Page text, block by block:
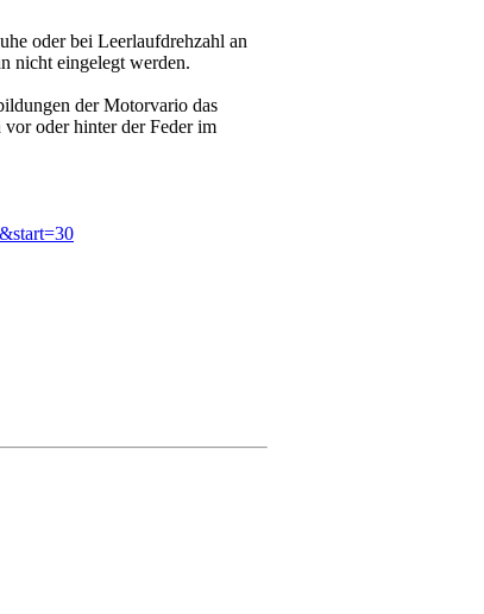
oder bei Leerlaufdrehzahl an
nicht eingelegt werden.
der Motorvario das
oder hinter der Feder im